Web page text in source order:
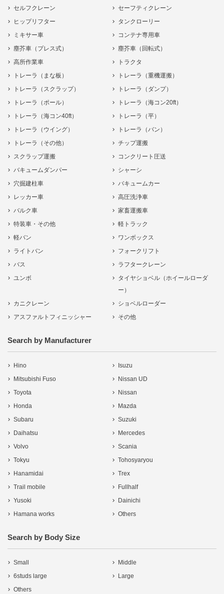
セルフクレーン
セーフティクレーン
ヒップリフター
タンクローリー
ミキサー車
コンテナ専用車
塵芥車（プレス式）
塵芥車（回転式）
高所作業車
トラクタ
トレーラ（まな板）
トレーラ（重機運搬）
トレーラ（スクラップ）
トレーラ（ダンプ）
トレーラ（ポール）
トレーラ（海コン20ft）
トレーラ（海コン40ft）
トレーラ（平）
トレーラ（ウイング）
トレーラ（バン）
トレーラ（その他）
チップ運搬
スクラップ運搬
コンクリート圧送
バキュームダンパー
シャーシ
穴掘建柱車
バキュームカー
レッカー車
高圧洗浄車
バルク車
家畜運搬車
特装車・その他
軽トラック
軽バン
ワンボックス
ライトバン
フォークリフト
バス
ラフタークレーン
ユンボ
タイヤショベル（ホイールローダ
ー）
カニクレーン
ショベルローダー
アスファルトフィニッシャー
その他
Search by Manufacturer
Hino
Isuzu
Mitsubishi Fuso
Nissan UD
Toyota
Nissan
Honda
Mazda
Subaru
Suzuki
Daihatsu
Mercedes
Volvo
Scania
Tokyu
Tohosyaryou
Hanamidai
Trex
Trail mobile
Fullhalf
Yusoki
Dainichi
Hamana works
Others
Search by Body Size
Small
Middle
6studs large
Large
Others